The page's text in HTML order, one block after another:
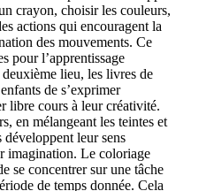
crayon, choisir les couleurs,
actions qui encouragent la
des mouvements. Ce
pour l’apprentissage
lieu, les livres de
de s’exprimer
libre cours à leur créativité.
en mélangeant les teintes et
développent leur sens
imagination. Le coloriage
se concentrer sur une tâche
de temps donnée. Cela